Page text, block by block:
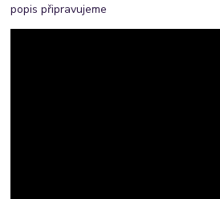
popis připravujeme